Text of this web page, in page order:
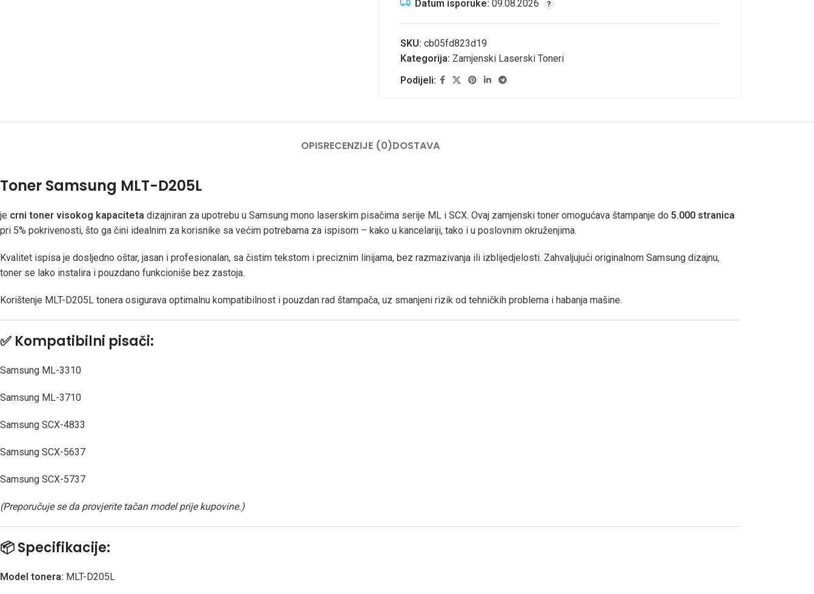
Datum isporuke: 09.08.2026
SKU: cb05fd823d19
Kategorija: Zamjenski Laserski Toneri
Podijeli:
OPISRECENZIJE (0)DOSTAVA
Toner Samsung MLT-D205L
je crni toner visokog kapaciteta dizajniran za upotrebu u Samsung mono laserskim pisačima serije ML i SCX. Ovaj zamjenski toner omogućava štampanje do 5.000 stranica
pri 5% pokrivenosti, što ga čini idealnim za korisnike sa većim potrebama za ispisom – kako u kancelariji, tako i u poslovnim okruženjima.
Kvalitet ispisa je dosljedno oštar, jasan i profesionalan, sa čistim tekstom i preciznim linijama, bez razmazivanja ili izblijedjelosti. Zahvaljujući originalnom Samsung dizajnu,
toner se lako instalira i pouzdano funkcioniše bez zastoja.
Korištenje MLT-D205L tonera osigurava optimalnu kompatibilnost i pouzdan rad štampača, uz smanjeni rizik od tehničkih problema i habanja mašine.
✅ Kompatibilni pisači:
Samsung ML-3310
Samsung ML-3710
Samsung SCX-4833
Samsung SCX-5637
Samsung SCX-5737
(Preporučuje se da provjerite tačan model prije kupovine.)
📦Specifikacije:
Model tonera: MLT-D205L